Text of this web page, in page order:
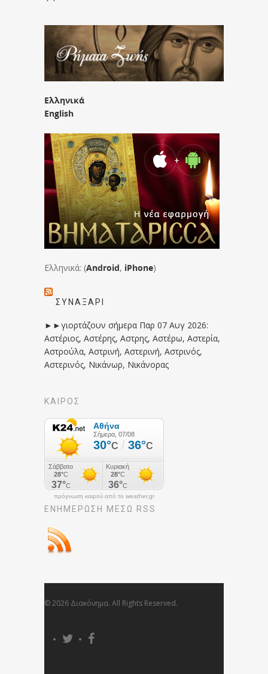
Ελληνικά
English
Ελληνικά: (Android, iPhone)
ΣΥΝΑΞΆΡΙ
►►γιορτάζουν σήμερα Παρ 07 Αυγ 2026:
Αστέριος, Αστέρης, Αστρης, Αστέρω, Αστερία,
Αστρούλα, Αστρινή, Αστερινή, Αστρινός,
Αστερινός, Νικάνωρ, Νικάνορας
ΚΑΙΡΟΣ
πρόγνωση καιρού από το weather.gr
ΕΝΗΜΈΡΩΣΉ ΜΕΣΩ RSS
© 2026 Διακόνημα. All Rights Reserved.